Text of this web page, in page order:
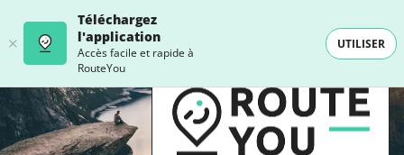
Téléchargez
l'application
Accès facile et rapide à
RouteYou
UTILISER